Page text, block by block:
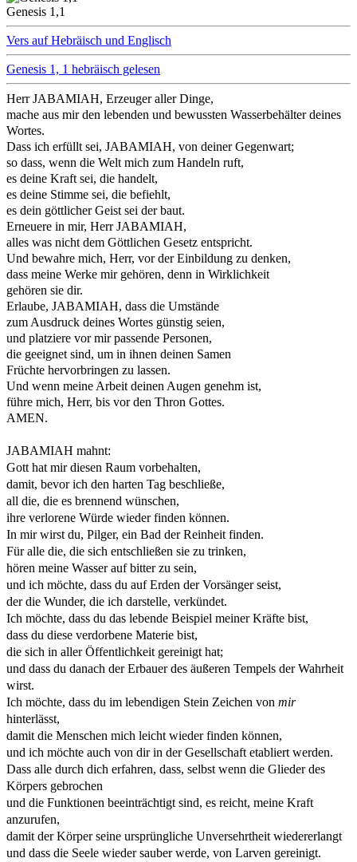
Genesis 1,1
Vers auf Hebräisch und Englisch
Genesis 1, 1 hebräisch gelesen
Herr JABAMIAH, Erzeuger aller Dinge,
mache aus mir den lebenden und bewussten Wasserbehälter deines
Wortes.
Dass ich erfüllt sei, JABAMIAH, von deiner Gegenwart;
so dass, wenn die Welt mich zum Handeln ruft,
es deine Kraft sei, die handelt,
es deine Stimme sei, die befiehlt,
es dein göttlicher Geist sei der baut.
Erneuere in mir, Herr JABAMIAH,
alles was nicht dem Göttlichen Gesetz entspricht.
Und bewahre mich, Herr, vor der Einbildung zu denken,
dass meine Werke mir gehören, denn in Wirklichkeit
gehören sie dir.
Erlaube, JABAMIAH, dass die Umstände
zum Ausdruck deines Wortes günstig seien,
und platziere vor mir passende Personen,
die geeignet sind, um in ihnen deinen Samen
Früchte hervorbringen zu lassen.
Und wenn meine Arbeit deinen Augen genehm ist,
führe mich, Herr, bis vor den Thron Gottes.
AMEN.
JABAMIAH mahnt:
Gott hat mir diesen Raum vorbehalten,
damit, bevor ich den harten Tag beschließe,
all die, die es brennend wünschen,
ihre verlorene Würde wieder finden können.
In mir wirst du, Pilger, ein Bad der Reinheit finden.
Für alle die, die sich entschließen sie zu trinken,
hören meine Wasser auf bitter zu sein,
und ich möchte, dass du auf Erden der Vorsänger seist,
der die Wunder, die ich darstelle, verkündet.
Ich möchte, dass du das lebende Beispiel meiner Kräfte bist,
dass du diese verdorbene Materie bist,
die sich in aller Öffentlichkeit gereinigt hat;
und dass du danach der Erbauer des äußeren Tempels der Wahrheit
wirst.
Ich möchte, dass du im lebendigen Stein Zeichen von mir
hinterlässt,
damit die Menschen mich leicht wieder finden können,
und ich möchte auch von dir in der Gesellschaft etabliert werden.
Dass alle durch dich erfahren, dass, selbst wenn die Glieder des
Körpers gebrochen
und die Funktionen beeinträchtigt sind, es reicht, meine Kraft
anzurufen,
damit der Körper seine ursprüngliche Unversehrtheit wiedererlangt
und dass die Seele wieder sauber werde, von Larven gereinigt.